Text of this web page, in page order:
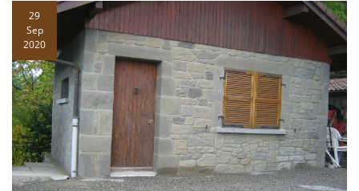
29
Sep
2020